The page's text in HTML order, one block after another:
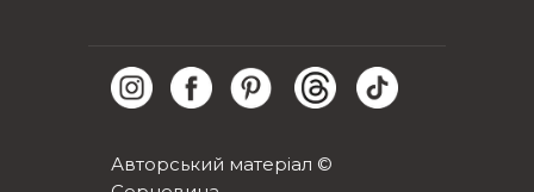
Авторський матеріал ©